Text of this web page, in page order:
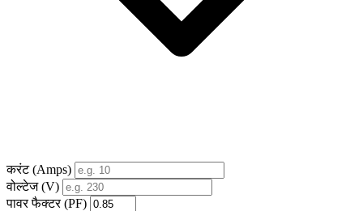
करंट (Amps)
वोल्टेज (V)
पावर फैक्टर (PF)